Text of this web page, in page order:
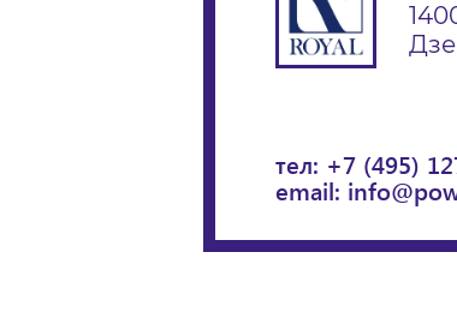
тел: +7 (495)
email: